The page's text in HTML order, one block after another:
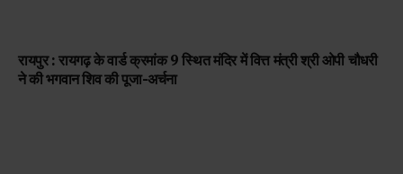
रायपुर : रायगढ़ के वार्ड क्रमांक 9 स्थित मंदिर में वित्त मंत्री श्री ओपी चौधरी
ने की भगवान शिव की पूजा-अर्चना